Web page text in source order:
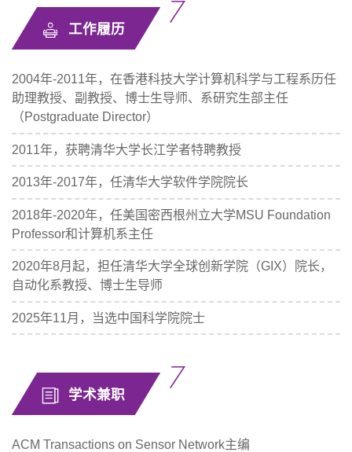
工作履历
2004年-2011年，在香港科技大学计算机科学与工程系历任
助理教授、副教授、博士生导师、系研究生部主任
（Postgraduate Director）
2011年，获聘清华大学长江学者特聘教授
2013年-2017年，任清华大学软件学院院长
2018年-2020年，任美国密西根州立大学MSU Foundation
Professor和计算机系主任
2020年8月起，担任清华大学全球创新学院（GIX）院长，
自动化系教授、博士生导师
2025年11月，当选中国科学院院士
学术兼职
ACM Transactions on Sensor Network主编